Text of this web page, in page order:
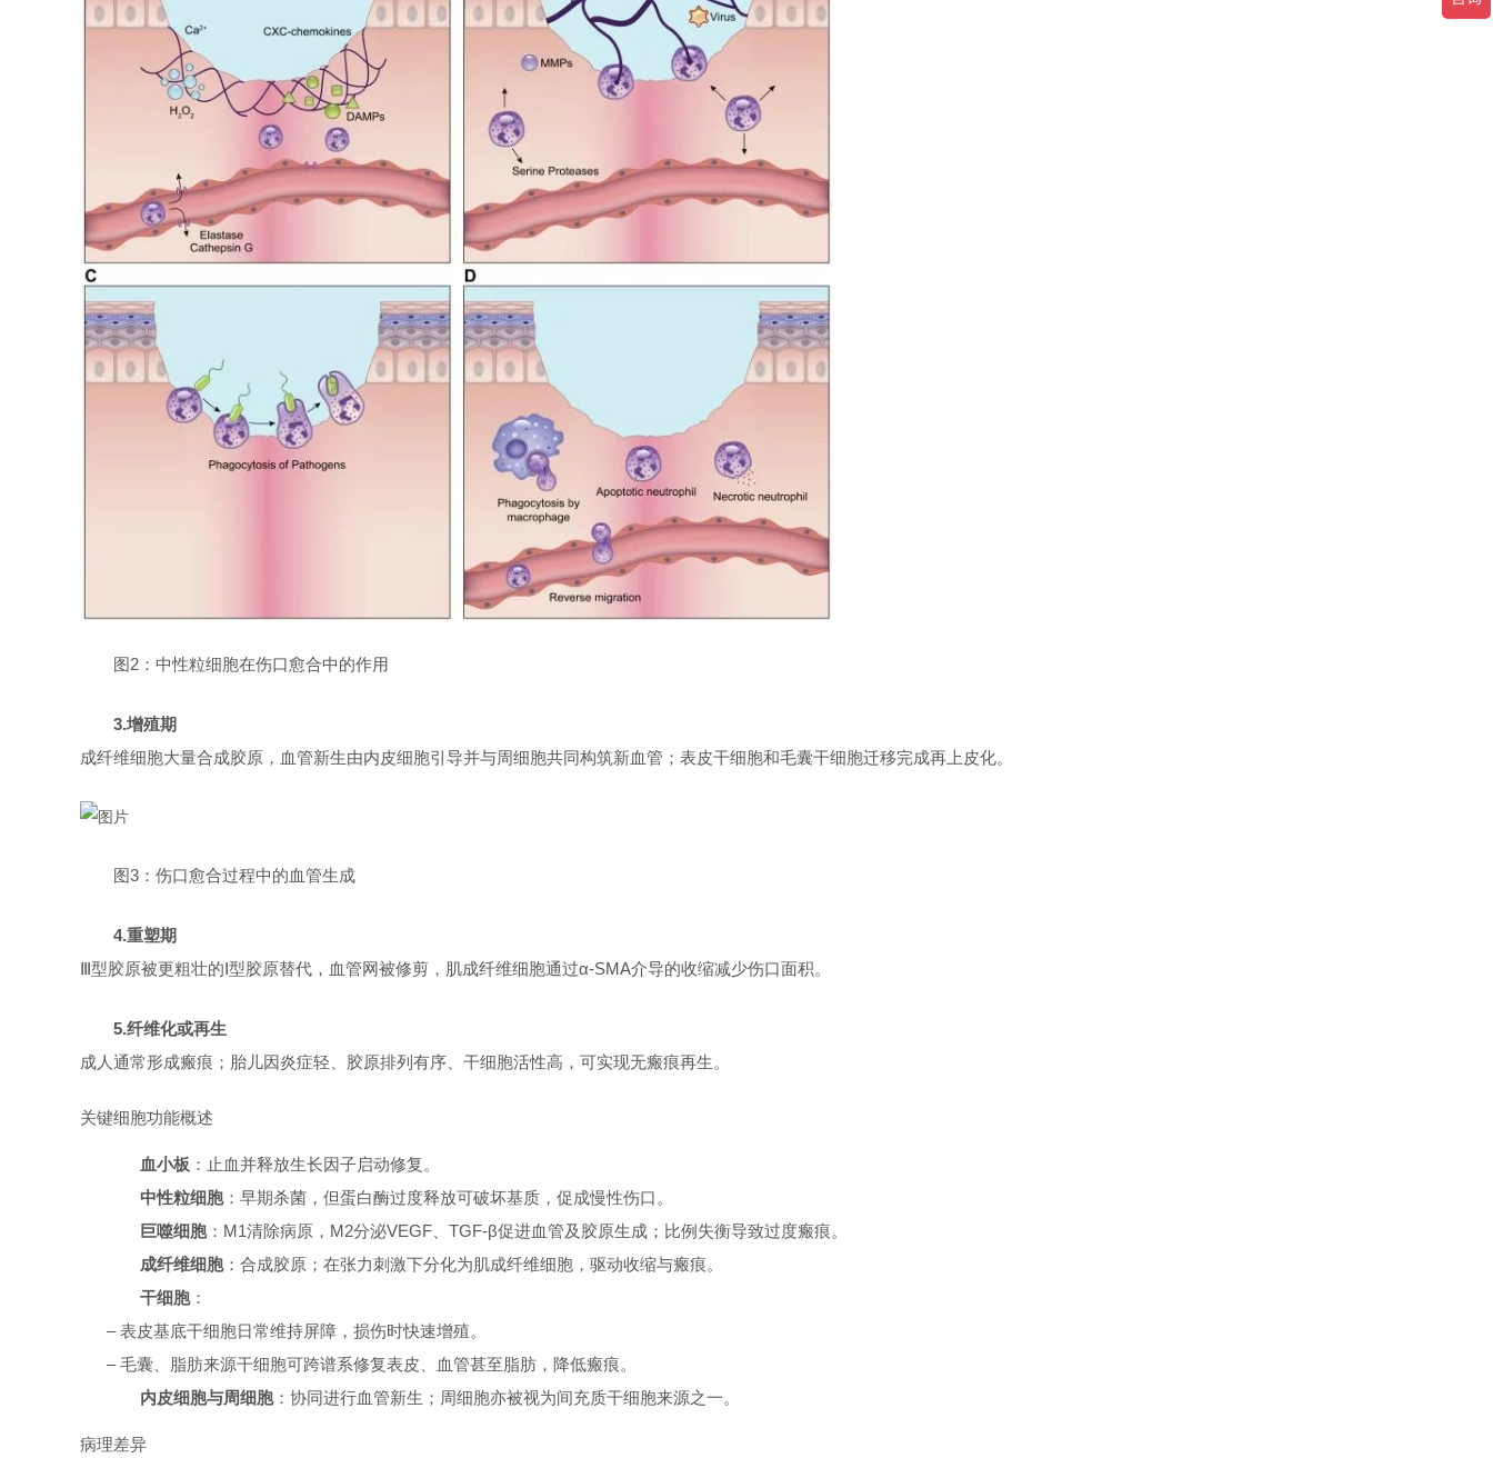
图2：中性粒细胞在伤口愈合中的作用
3.增殖期
成纤维细胞大量合成胶原，血管新生由内皮细胞引导并与周细胞共同构筑新血管；表皮干细胞和毛囊干细胞迁移完成再上皮化。
图3：伤口愈合过程中的血管生成
4.重塑期
Ⅲ型胶原被更粗壮的Ⅰ型胶原替代，血管网被修剪，肌成纤维细胞通过α-SMA介导的收缩减少伤口面积。
5.纤维化或再生
成人通常形成瘢痕；胎儿因炎症轻、胶原排列有序、干细胞活性高，可实现无瘢痕再生。
关键细胞功能概述
血小板 ：止血并释放生长因子启动修复。
中性粒细胞：早期杀菌，但蛋白酶过度释放可破坏基质，促成慢性伤口。
巨噬细胞：M1清除病原，M2分泌VEGF、TGF-β促进血管及胶原生成；比例失衡导致过度瘢痕。
成纤维细胞：合成胶原；在张力刺激下分化为肌成纤维细胞，驱动收缩与瘢痕。
干细胞：
– 表皮基底干细胞日常维持屏障，损伤时快速增殖。
– 毛囊、脂肪来源干细胞可跨谱系修复表皮、血管甚至脂肪，降低瘢痕。
内皮细胞与周细胞：协同进行血管新生；周细胞亦被视为间充质干细胞来源之一。
病理差异